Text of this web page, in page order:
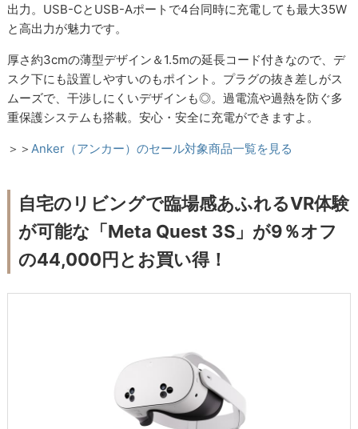
出力。USB-CとUSB-Aポートで4台同時に充電しても最大35W
と高出力が魅力です。
厚さ約3cmの薄型デザイン＆1.5mの延長コード付きなので、デ
スク下にも設置しやすいのもポイント。プラグの抜き差しがス
ムーズで、干渉しにくいデザインも◎。過電流や過熱を防ぐ多
重保護システムも搭載。安心・安全に充電ができますよ。
＞＞ Anker（アンカー）のセール対象商品一覧を見る
自宅のリビングで臨場感あふれるVR体験
が可能な「Meta Quest 3S」が9％オフ
の44,000円とお買い得！